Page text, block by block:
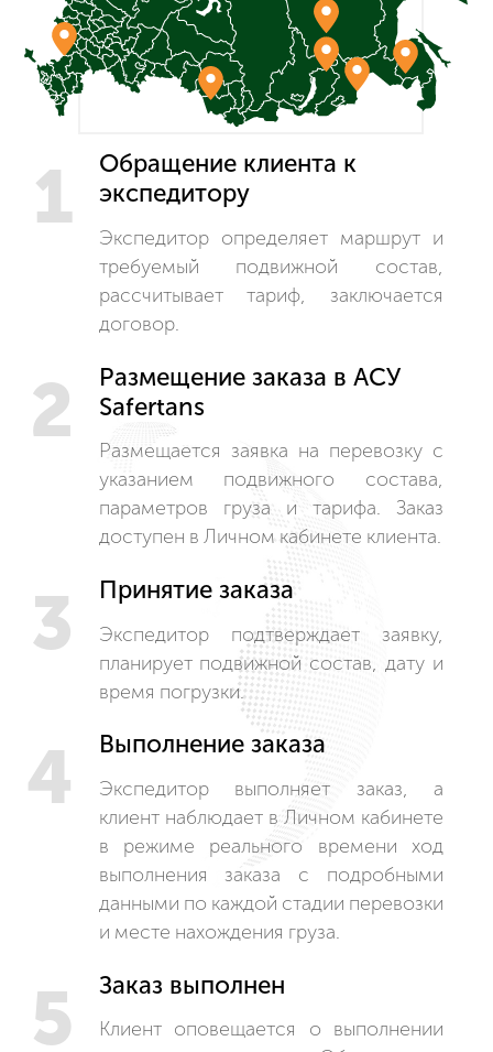
1
Обращение клиента к
экспедитору
Экспедитор определяет маршрут и
требуемый подвижной состав,
рассчитывает тариф, заключается
договор.
2
Размещение заказа в АСУ
Safertans
Размещается заявка на перевозку с
указанием подвижного состава,
параметров груза и тарифа. Заказ
доступен в Личном кабинете клиента.
3 Принятие заказа
Экспедитор подтверждает заявку,
планирует подвижной состав, дату и
время погрузки.
4 Выполнение заказа
Экспедитор выполняет заказ, а
клиент наблюдает в Личном кабинете
в режиме реального времени ход
выполнения заказа с подробными
данными по каждой стадии перевозки
и месте нахождения груза.
5 Заказ выполнен
Клиент оповещается о выполнении